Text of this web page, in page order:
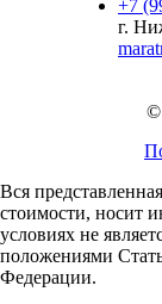
+7
г.
©
Вся
стоимости, носит
условиях не
положениями
Федерации.